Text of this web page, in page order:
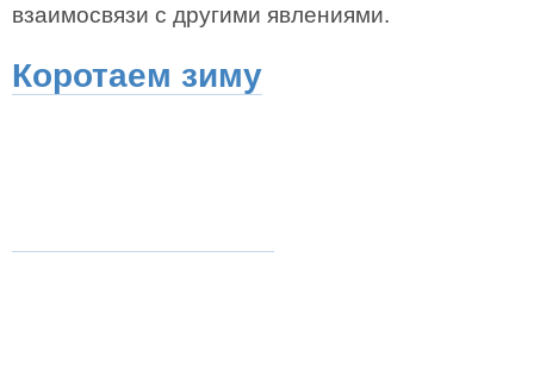
взаимосвязи с другими явлениями.
Коротаем зиму